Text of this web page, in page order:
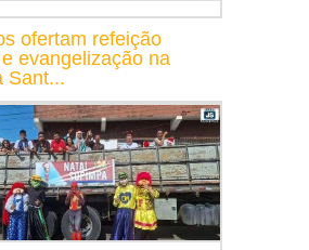
ofertam refeição
evangelização na
Sant...